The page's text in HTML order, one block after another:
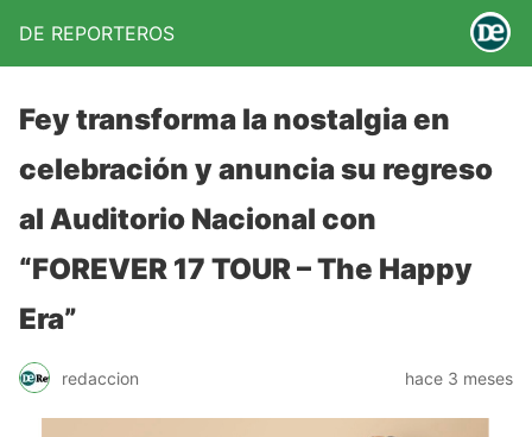
DE REPORTEROS
Fey transforma la nostalgia en
celebración y anuncia su regreso
al Auditorio Nacional con
“FOREVER 17 TOUR – The Happy
Era”
redaccion hace 3 meses